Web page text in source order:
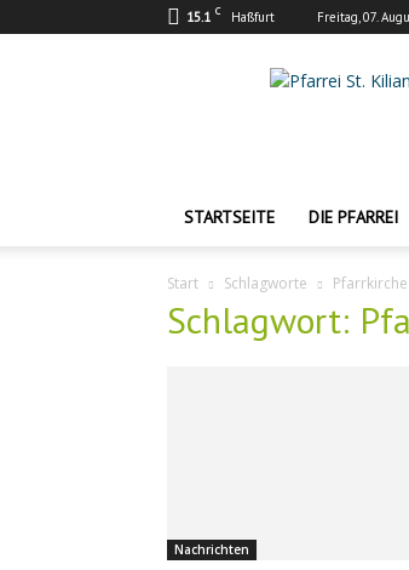
15.1 C Haßfurt Freitag, 07.
STARTSEITE DIE PFARREI
Start Schlagworte
Schlagwort:
Nachrichten